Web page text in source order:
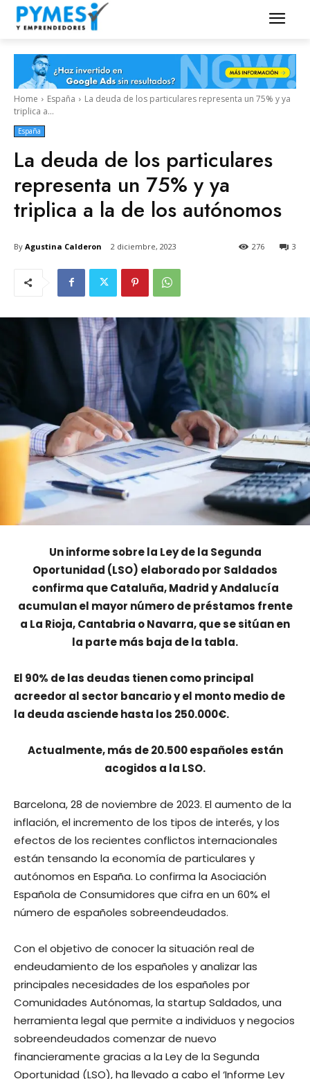
Home España
La deuda de los particulares representa un 75% y ya
triplica a...
España
La deuda de los particulares
representa un 75% y ya
triplica a la de los autónomos
By Agustina Calderon 2 diciembre, 2023 3
276
Un informe sobre la Ley de la Segunda
Oportunidad (LSO) elaborado por Saldados
confirma que Cataluña, Madrid y Andalucía
acumulan el mayor número de préstamos frente
a La Rioja, Cantabria o Navarra, que se sitúan en
la parte más baja de la tabla.
El 90% de las deudas tienen como principal
acreedor al sector bancario y el monto medio de
la deuda asciende hasta los 250.000€.
Actualmente, más de 20.500 españoles están
acogidos a la LSO.
Barcelona, 28 de noviembre de 2023. El aumento de la
inflación, el incremento de los tipos de interés, y los
efectos de los recientes conflictos internacionales
están tensando la economía de particulares y
autónomos en España. Lo confirma la Asociación
Española de Consumidores que cifra en un 60% el
número de españoles sobreendeudados.
Con el objetivo de conocer la situación real de
endeudamiento de los españoles y analizar las
principales necesidades de los españoles por
Comunidades Autónomas, la startup Saldados, una
herramienta legal que permite a individuos y negocios
sobreendeudados comenzar de nuevo
financieramente gracias a la Ley de la Segunda
Oportunidad (LSO), ha llevado a cabo el ‘Informe Ley